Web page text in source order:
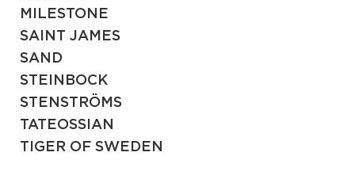
MILESTONE
SAINT JAMES
SAND
STEINBOCK
STENSTRÖMS
TATEOSSIAN
TIGER OF SWEDEN